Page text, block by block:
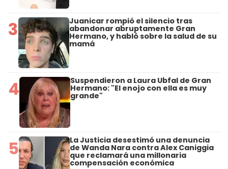
3 Juanicar rompió el silencio tras
abandonar abruptamente Gran
Hermano, y habló sobre la salud de su
mamá
4 Suspendieron a Laura Ubfal de Gran
Hermano: "El enojo con ella es muy
grande"
5 La Justicia desestimó una denuncia
de Wanda Nara contra Alex Caniggia
que reclamará una millonaria
compensación económica